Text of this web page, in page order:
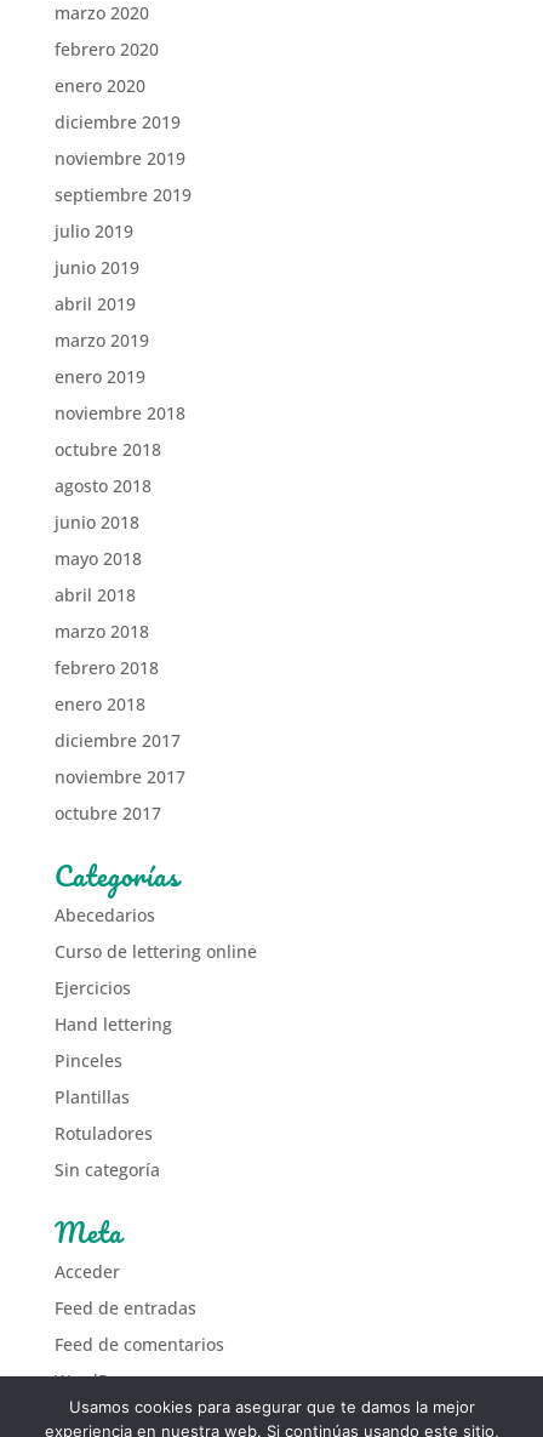
marzo 2020
febrero 2020
enero 2020
diciembre 2019
noviembre 2019
septiembre 2019
julio 2019
junio 2019
abril 2019
marzo 2019
enero 2019
noviembre 2018
octubre 2018
agosto 2018
junio 2018
mayo 2018
abril 2018
marzo 2018
febrero 2018
enero 2018
diciembre 2017
noviembre 2017
octubre 2017
Categorías
Abecedarios
Curso de lettering online
Ejercicios
Hand lettering
Pinceles
Plantillas
Rotuladores
Sin categoría
Meta
Acceder
Feed de entradas
Feed de comentarios
WordPress.org
Usamos cookies para asegurar que te damos la mejor
experiencia en nuestra web. Si continúas usando este sitio,